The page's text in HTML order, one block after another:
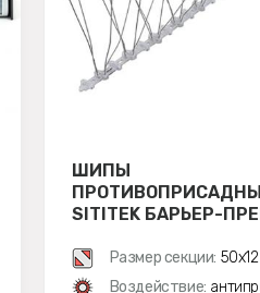
ШИПЫ
SITITEK БАРЬЕР-
Размер секции:
Воздействие: